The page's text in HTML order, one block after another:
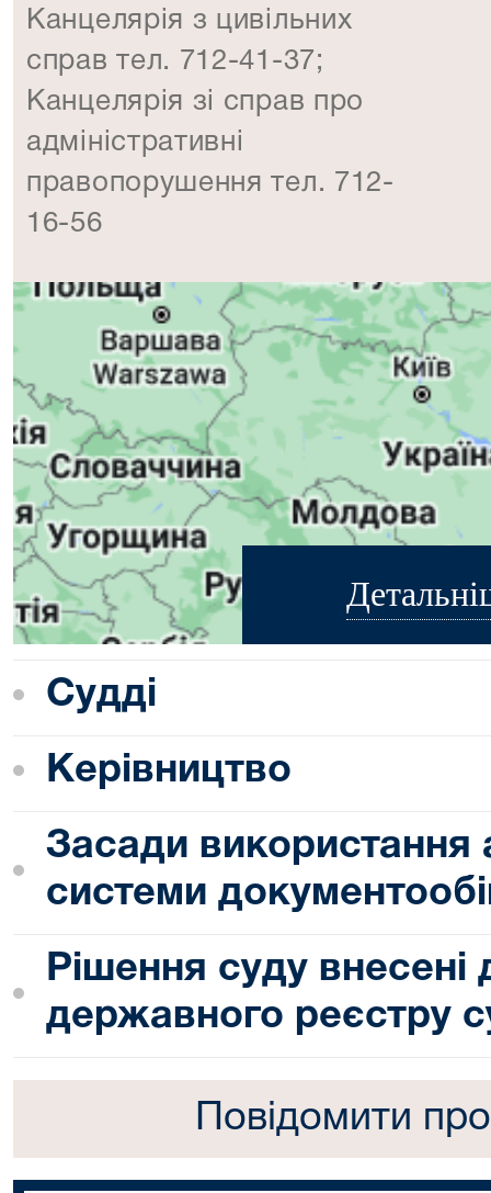
Канцелярія з цивільних
справ тел. 712-41-37;
Канцелярія зі справ про
адміністративні
правопорушення тел. 712-
16-56
Судді
Керівництво
Засади використання
системи
Рішення суду
державного реєстру
Повідомити